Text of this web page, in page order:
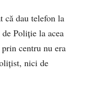
că dau telefon la
Poliție la acea
centru nu era
nici de